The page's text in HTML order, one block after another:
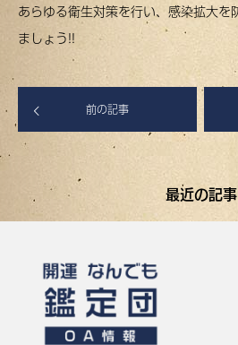
あらゆる衛生対策を行い、感染拡大を
ましょう!!
前の記事
最近の記事